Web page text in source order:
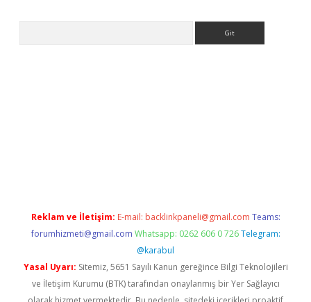
Reklam ve İletişim: E-mail: backlinkpaneli@gmail.com Teams:
forumhizmeti@gmail.com Whatsapp: 0262 606 0 726 Telegram:
@karabul
Yasal Uyarı: Sitemiz, 5651 Sayılı Kanun gereğince Bilgi Teknolojileri
ve İletişim Kurumu (BTK) tarafından onaylanmış bir Yer Sağlayıcı